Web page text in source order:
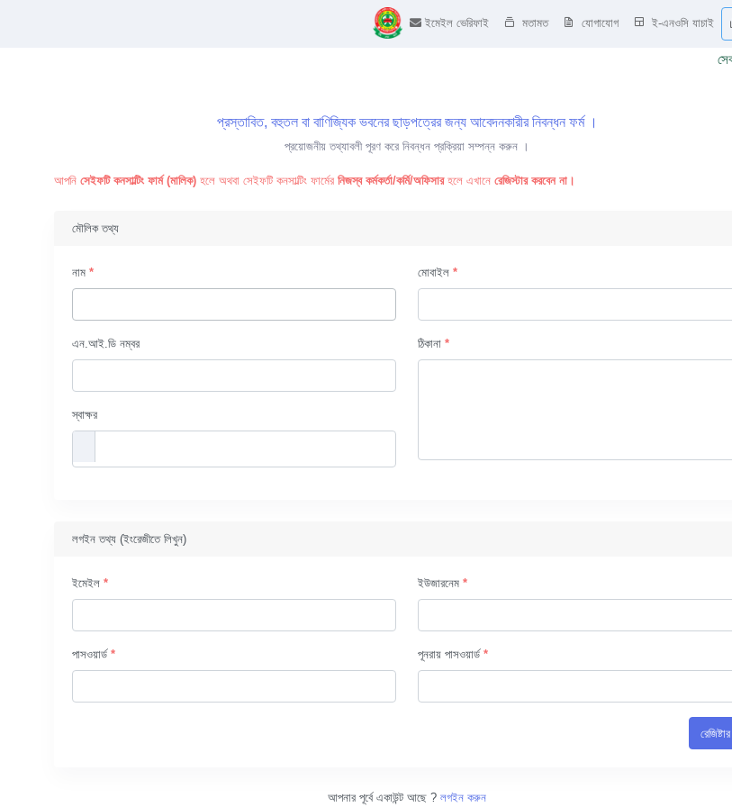
ইমেইল ভেরিফাই মতামত যোগাযোগ ই-এনওসি যাচাই
সেবা
প্রস্তাবিত, বহুতল বা বাণিজ্যিক ভবনের ছাড়পত্রের জন্য আবেদনকারীর নিবন্ধন ফর্ম ।
প্রয়োজনীয় তথ্যাবলী পূরণ করে নিবন্ধন প্রক্রিয়া সম্পন্ন করুন ।
আপনি সেইফটি কনসাল্টিং ফার্ম (মালিক) হলে অথবা সেইফটি কনসাল্টিং ফার্মের নিজস্ব কর্মকর্তা/কর্মি/অফিসারহলে এখানে রেজিস্টার করবেন না।
মৌলিক তথ্য
নাম * মোবাইল *
এন.আই.ডি নম্বর
স্বাক্ষর
ঠিকানা *
লগইন তথ্য (ইংরেজীতে লিখুন)
ইমেইল * ইউজারনেম *
পাসওয়ার্ড * পূনরায় পাসওয়ার্ড *
রেজিষ্টার
আপনার পূর্বে একাউন্ট আছে ? লগইন করুন